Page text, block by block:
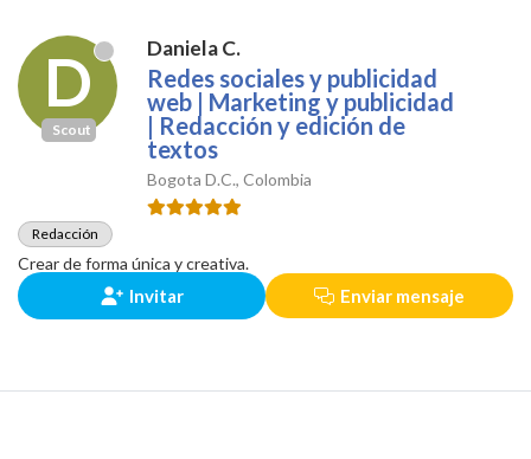
D
Scout
Daniela C.
Redes sociales y publicidad
web | Marketing y publicidad
| Redacción y edición de
textos
Bogota D.C., Colombia
Redacción
Crear de forma única y creativa.
Invitar Enviar mensaje